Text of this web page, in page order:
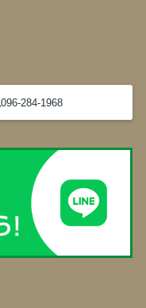
096-284-1968